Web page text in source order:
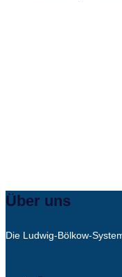
Über uns
Die Ludwig-Bölkow-